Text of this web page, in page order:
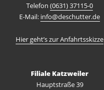
Telefon (0631) 37115-0
E-Mail: info@deschutter.de
Hier geht’s zur Anfahrtsskizze
Filiale Katzweiler
Hauptstraße 39